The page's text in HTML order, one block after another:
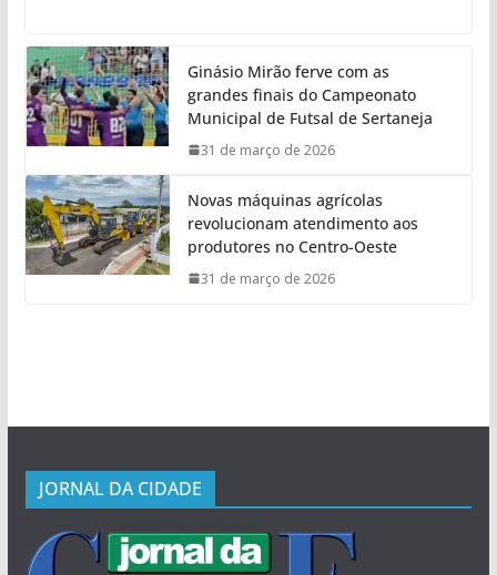
Ginásio Mirão ferve com as
grandes finais do Campeonato
Municipal de Futsal de Sertaneja
31 de março de 2026
Novas máquinas agrícolas
revolucionam atendimento aos
produtores no Centro-Oeste
31 de março de 2026
JORNAL DA CIDADE